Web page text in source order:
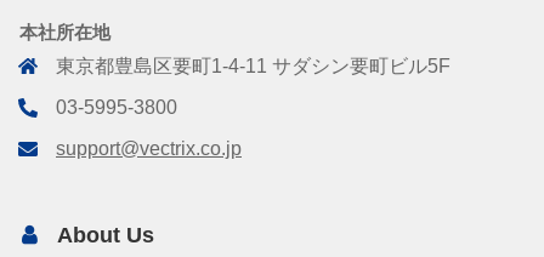
本社所在地
東京都豊島区要町1-4-11 サダシン要町ビル5F
03-5995-3800
support@vectrix.co.jp
About Us